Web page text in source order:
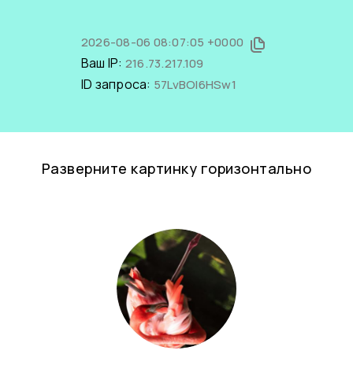
2026-08-06 08:07:05 +0000
Ваш IP: 216.73.217.109
ID запроса: 57LvBOl6HSw1
Разверните картинку горизонтально